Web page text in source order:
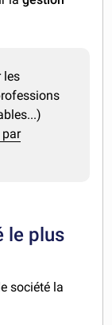
les
par
le plus
société la